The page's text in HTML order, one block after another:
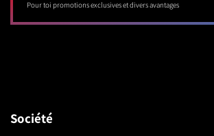
Pour toi promotions exclusives et divers avantages
Société